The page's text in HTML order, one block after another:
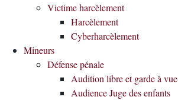
Victime harcèlement
Harcèlement
Cyberharcèlement
Mineurs
Défense pénale
Audition libre et garde à vue
Audience Juge des enfants